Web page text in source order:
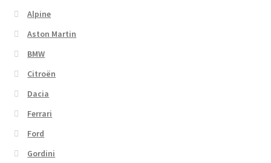
Alpine
Aston Martin
BMW
Citroën
Dacia
Ferrari
Ford
Gordini